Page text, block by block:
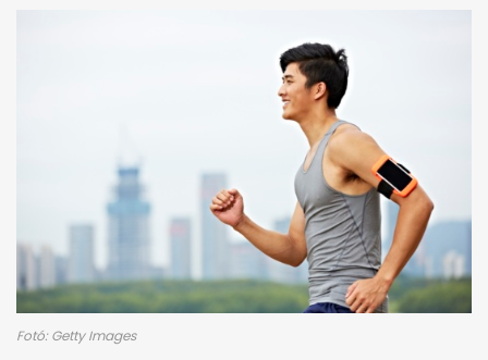
Fotó: Getty Images